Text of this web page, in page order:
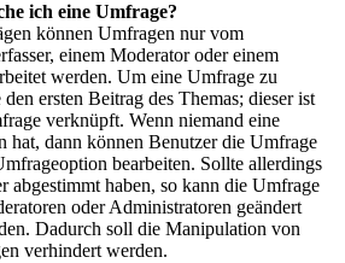
ich eine Umfrage?
können Umfragen nur vom
einem Moderator oder einem
werden. Um eine Umfrage zu
den ersten Beitrag des Themas; dieser ist
verknüpft. Wenn niemand eine
hat, dann können Benutzer die Umfrage
bearbeiten. Sollte allerdings
abgestimmt haben, so kann die Umfrage
oder Administratoren geändert
Dadurch soll die Manipulation von
verhindert werden.